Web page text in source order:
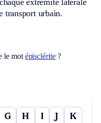
transport urbain.
le mot épisclérite?
G H I J K